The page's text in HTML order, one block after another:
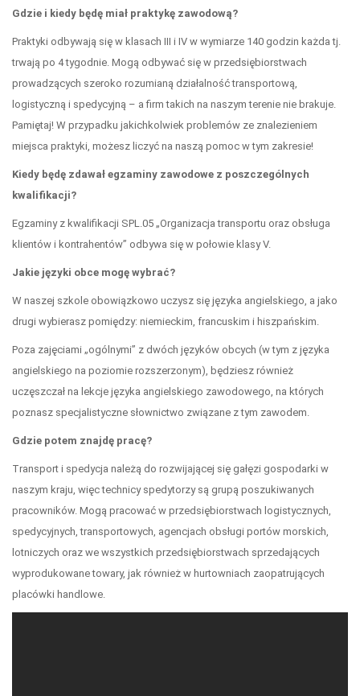
Gdzie i kiedy będę miał praktykę zawodową?
Praktyki odbywają się w klasach III i IV w wymiarze 140 godzin każda tj.
trwają po 4 tygodnie. Mogą odbywać się w przedsiębiorstwach
prowadzących szeroko rozumianą działalność transportową,
logistyczną i spedycyjną – a firm takich na naszym terenie nie brakuje.
Pamiętaj! W przypadku jakichkolwiek problemów ze znalezieniem
miejsca praktyki, możesz liczyć na naszą pomoc w tym zakresie!
Kiedy będę zdawał egzaminy zawodowe z poszczególnych
kwalifikacji?
Egzaminy z kwalifikacji SPL.05 „Organizacja transportu oraz obsługa
klientów i kontrahentów” odbywa się w połowie klasy V.
Jakie języki obce mogę wybrać?
W naszej szkole obowiązkowo uczysz się języka angielskiego, a jako
drugi wybierasz pomiędzy: niemieckim, francuskim i hiszpańskim.
Poza zajęciami „ogólnymi” z dwóch języków obcych (w tym z języka
angielskiego na poziomie rozszerzonym), będziesz również
uczęszczał na lekcje języka angielskiego zawodowego, na których
poznasz specjalistyczne słownictwo związane z tym zawodem.
Gdzie potem znajdę pracę?
Transport i spedycja należą do rozwijającej się gałęzi gospodarki w
naszym kraju, więc technicy spedytorzy są grupą poszukiwanych
pracowników. Mogą pracować w przedsiębiorstwach logistycznych,
spedycyjnych, transportowych, agencjach obsługi portów morskich,
lotniczych oraz we wszystkich przedsiębiorstwach sprzedających
wyprodukowane towary, jak również w hurtowniach zaopatrujących
placówki handlowe.